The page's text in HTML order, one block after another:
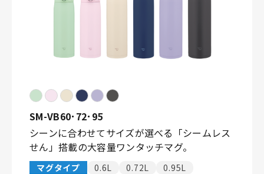
SM-VB60･72･95
シーンに合わせてサイズが選べる「シームレス
せん」搭載の大容量ワンタッチマグ。
マグタイプ 0.6L 0.72L 0.95L